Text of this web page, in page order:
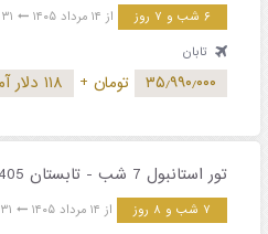
۶ شب و ۷ روز از ۱۴ مرداد ۱۴۰۵
۳۱ مرداد ۱۴۰۵
تابان
۳۵٫۹۹۰٫۰۰۰ تومان + ۱۱۸ دلار آمریکا
تور استانبول 7 شب - تابستان 1405
۷ شب و ۸ روز از ۱۴ مرداد ۱۴۰۵
۳۱ مرداد ۱۴۰۵